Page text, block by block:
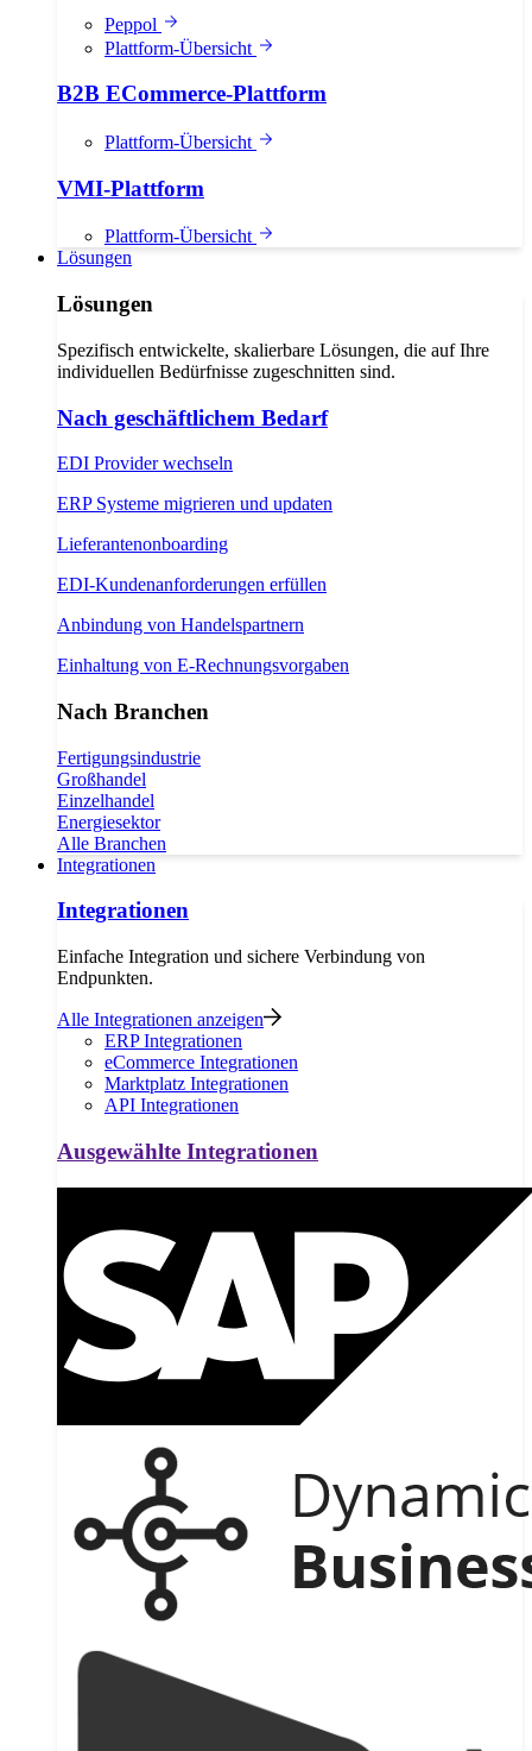
Peppol
Plattform-Übersicht
B2B ECommerce-Plattform
Plattform-Übersicht
VMI-Plattform
Plattform-Übersicht
Lösungen
Lösungen
Spezifisch entwickelte, skalierbare Lösungen, die auf Ihre
individuellen Bedürfnisse zugeschnitten sind.
Nach geschäftlichem Bedarf
EDI Provider wechseln
ERP Systeme migrieren und updaten
Lieferantenonboarding
EDI-Kundenanforderungen erfüllen
Anbindung von Handelspartnern
Einhaltung von E-Rechnungsvorgaben
Nach Branchen
Fertigungsindustrie
Großhandel
Einzelhandel
Energiesektor
Alle Branchen
Integrationen
Integrationen
Einfache Integration und sichere Verbindung von
Endpunkten.
Alle Integrationen anzeigen
ERP Integrationen
eCommerce Integrationen
Marktplatz Integrationen
API Integrationen
Ausgewählte Integrationen